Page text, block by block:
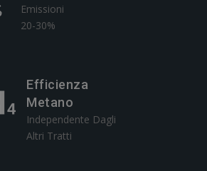
Emissioni
20-30%
Efficienza
Metano
Independente Dagli
Altri Tratti